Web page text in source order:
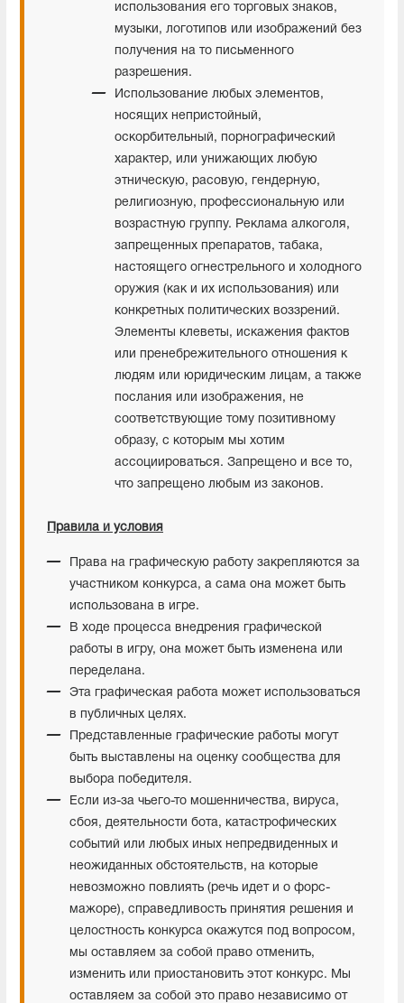
использования его торговых знаков,
музыки, логотипов или изображений без
получения на то письменного
разрешения.
Использование любых элементов,
носящих непристойный,
оскорбительный, порнографический
характер, или унижающих любую
этническую, расовую, гендерную,
религиозную, профессиональную или
возрастную группу. Реклама алкоголя,
запрещенных препаратов, табака,
настоящего огнестрельного и холодного
оружия (как и их использования) или
конкретных политических воззрений.
Элементы клеветы, искажения фактов
или пренебрежительного отношения к
людям или юридическим лицам, а также
послания или изображения, не
соответствующие тому позитивному
образу, с которым мы хотим
ассоциироваться. Запрещено и все то,
что запрещено любым из законов.
Правила и условия
Права на графическую работу закрепляются за
участником конкурса, а сама она может быть
использована в игре.
В ходе процесса внедрения графической
работы в игру, она может быть изменена или
переделана.
Эта графическая работа может использоваться
в публичных целях.
Представленные графические работы могут
быть выставлены на оценку сообщества для
выбора победителя.
Если из-за чьего-то мошенничества, вируса,
сбоя, деятельности бота, катастрофических
событий или любых иных непредвиденных и
неожиданных обстоятельств, на которые
невозможно повлиять (речь идет и о форс-
мажоре), справедливость принятия решения и
целостность конкурса окажутся под вопросом,
мы оставляем за собой право отменить,
изменить или приостановить этот конкурс. Мы
оставляем за собой это право независимо от